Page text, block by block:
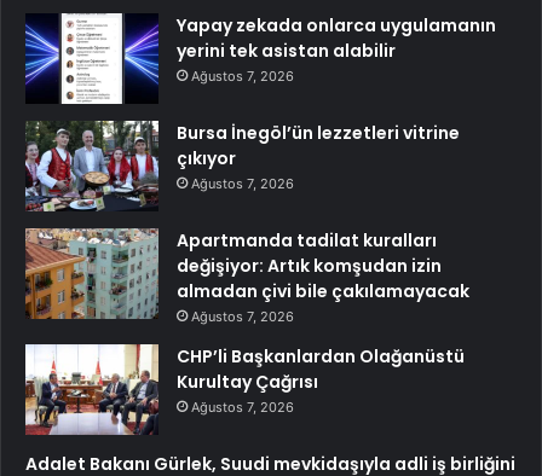
Yapay zekada onlarca uygulamanın
yerini tek asistan alabilir
Ağustos 7, 2026
Bursa İnegöl’ün lezzetleri vitrine
çıkıyor
Ağustos 7, 2026
Apartmanda tadilat kuralları
değişiyor: Artık komşudan izin
almadan çivi bile çakılamayacak
Ağustos 7, 2026
CHP’li Başkanlardan Olağanüstü
Kurultay Çağrısı
Ağustos 7, 2026
Adalet Bakanı Gürlek, Suudi mevkidaşıyla adli iş birliğini